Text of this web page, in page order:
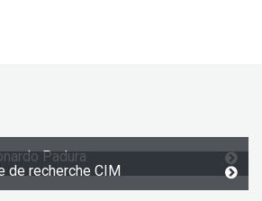
Padura
de recherche CIM